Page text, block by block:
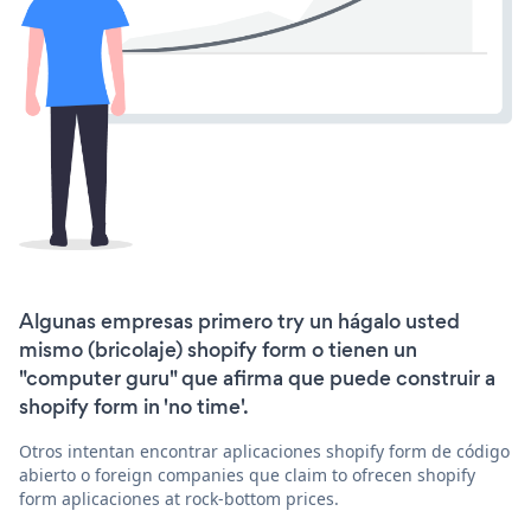
Algunas empresas primero try un hágalo usted
mismo (bricolaje) shopify form o tienen un
"computer guru" que afirma que puede construir a
shopify form in 'no time'.
Otros intentan encontrar aplicaciones shopify form de código
abierto o foreign companies que claim to ofrecen shopify
form aplicaciones at rock-bottom prices.